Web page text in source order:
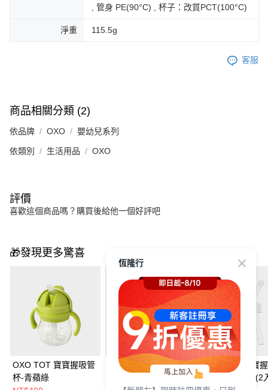
, 管身 PE(90°C) , 杯子：改質PCT(100°C)
淨重 115.5g
客服
商品相關分類 (2)
依品牌 OXO 嬰幼兒系列
依類別 生活用品 OXO
評價
喜歡這個商品嗎？購買後給他一個好評吧
🎁發現更多驚喜
OXO TOT 寶寶握吸管
杯-青蘋綠
OXO TOT 寶寶啾吸管
OXO TOT 寶寶
杯-吸管替換組(2
恆隆行